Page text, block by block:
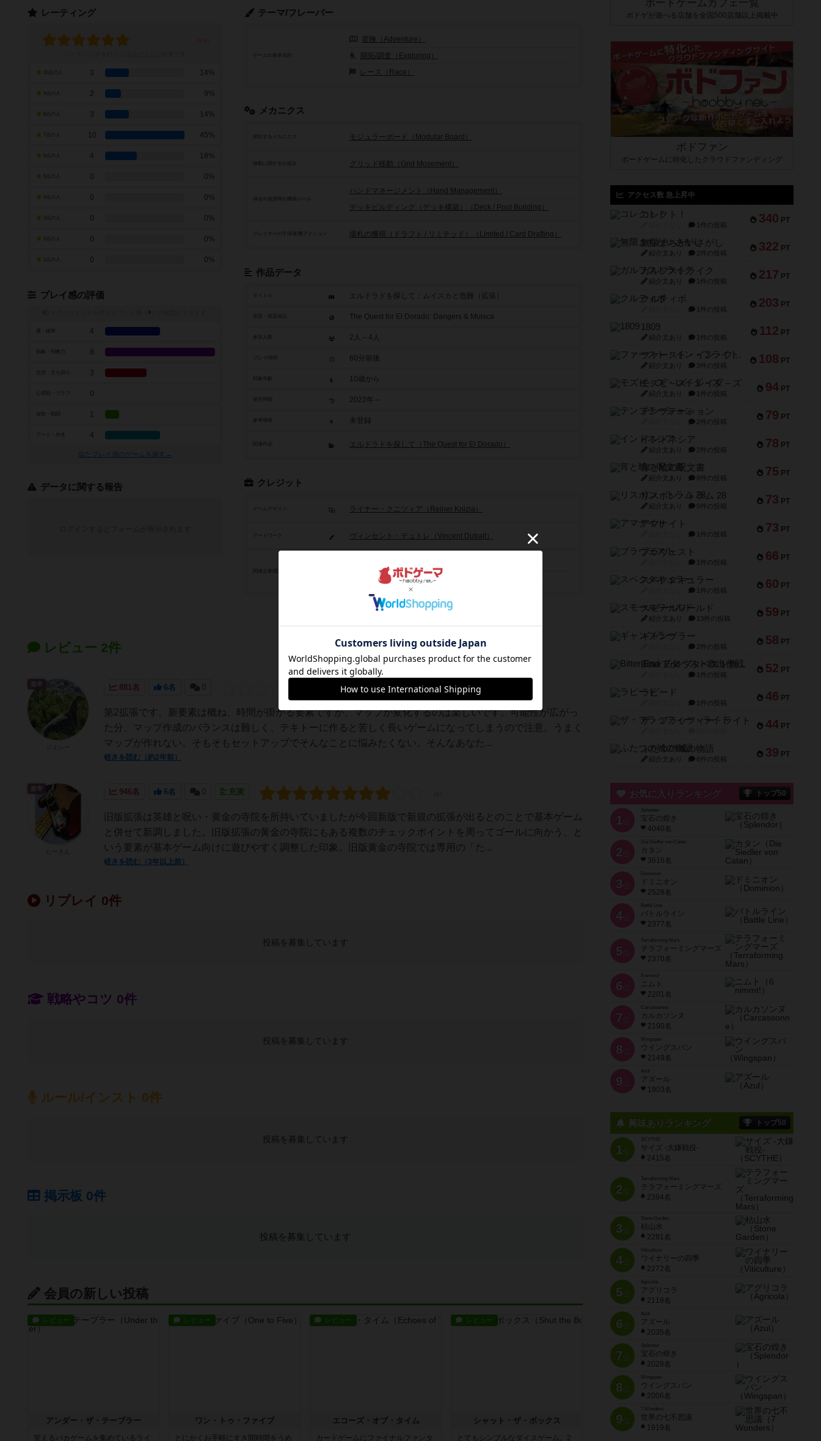
テーマ/フレーバー
ゲームの基本目的
冒険（Adventure）
開拓/調査（Exploring）
レース（Race）
メカニクス
頻出するメカニクス モジュラーボード（Modular Board）
移動に関する仕組み グリッド移動（Grid Movement）
ハンドマネージメント（Hand Management）
デッキビルディング（デッキ構築）（Deck / Pool Building）
プレイヤーの干渉/影響アクション 場札の獲得（ドラフト / リミテッド）（Limited / Card Drafting）
作品データ
タイトル エルドラドを探して：ムイスカと危難（拡張）
The Quest for El Dorado: Dangers & Muisca
参加人数 2人～4人
60分前後
10歳から
2022年～
参考価格 未登録
関連作品 エルドラドを探して（The Quest for El Dorado）
クレジット
ゲームデザイン ライナー・クニツィア（Reiner Knizia）
アートワーク ヴィンセント・デュトレ（Vincent Dutrait）
ラウタペリト（Lautapelit.fi）
レーティング
3 14%
2 9%
3 14%
7点の人 10 45%
4 18%
0 0%
0 0%
0 0%
0 0%
0 0%
プレイ感の評価
※
4
戦略・判断力 8
3
0
1
アート・外見 4
似たプレイ感のゲームを探す→
データに関する報告
レビュー 2件
881名 6名 0
第2拡張です。新要素は概ね、時間が掛かる要素ですが、マップが変化するのは楽しいです。可能性が広がっ
た分、マップ作成のバランスは難しく、テキトーに作ると苦しく長いゲームになってしまうので注意。うまく
マップが作れない。そもそもセットアップでそんなことに悩みたくない。そんなあなた...
続きを読む（約2年前）
皇帝
946名 6名 0 充実
旧版拡張は英雄と呪い・黄金の寺院を所持いていましたが今回新版で新規の拡張が出るとのことで基本ゲーム
と併せて新調しました。旧版拡張の黄金の寺院にもある複数のチェックポイントを周ってゴールに向かう、と
いう要素が基本ゲーム向けに遊びやすく調整した印象。旧版黄金の寺院では専用の「た...
続きを読む（3年以上前）
皇帝
リプレイ 0件
投稿を募集しています
戦略やコツ 0件
投稿を募集しています
ルール/インスト 0件
投稿を募集しています
掲示板 0件
投稿を募集しています
会員の新しい投稿
レビュー
アンダー・ザ・テーブラー
笑えるバカゲームを集めているライ
レビュー
ワン・トゥ・ファイブ
とにかくお手軽にすき間時間をうめ
レビュー
エコーズ・オブ・タイム
カードゲームにファイナルファンタ
レビュー
シャット・ザ・ボックス
とてもシンプルなダイスゲーム。2
ボードゲームカフェ一覧
ボドゲが遊べる店舗を全国500店舗以上掲載中
ボドファン
ボードゲームに特化したクラウドファンディング
アクセス数 急上昇中
340 PT
コレクト！
1件の投稿
322 PT
無限まちがいさがし
紹介文あり 2件の投稿
217 PT
ガルフストライク
紹介文あり 1件の投稿
203 PT
クルティボ
1件の投稿
112 PT
1809
紹介文あり 1件の投稿
108 PT
ファースト・イン・フライト
紹介文あり 3件の投稿
94 PT
モズビ－ズ・レイダ－ズ
紹介文あり 1件の投稿
79 PT
テンプテーション
2件の投稿
78 PT
インドネシア
紹介文あり 2件の投稿
75 PT
宵と暁の呪文書
紹介文あり 8件の投稿
73 PT
リスボン・トラム 28
紹介文あり 9件の投稿
73 PT
アマナイト
1件の投稿
66 PT
ブラヴェスト
1件の投稿
60 PT
スペクタキュラー
1件の投稿
59 PT
スモールワールド
紹介文あり 13件の投稿
58 PT
ギャンブラー
2件の投稿
52 PT
Bitter End ブタペスト救出作戦
1件の投稿
46 PT
ラピード
1件の投稿
44 PT
ザ・フラッフィー・ライト
39 PT
ふたつの城の物語
紹介文あり 6件の投稿
お気に入りランキング トップ50
1 位
宝石の煌き
4040名
2 位
Die Siedler von Catan
カタン
3616名
3 位
ドミニオン
2528名
4位
Battle Line
バトルライン
2377名
5 位
Terraforming Mars
テラフォーミングマーズ
2370名
6 位
ニムト
2201名
7 位
Carcassonne
カルカソンヌ
2190名
8 位
Wingspan
ウイングスパン
2149名
9 位
Azul
アズール
1903名
興味ありランキング トップ50
1位
SCYTHE
サイズ -大鎌戦役-
2415名
2位
Terraforming Mars
テラフォーミングマーズ
2394名
3位
Stone Garden
枯山水
2281名
4位
Viticulture
ワイナリーの四季
2272名
5位
Agricola
アグリコラ
2119名
6位
Azul
アズール
2035名
7位
宝石の煌き
2028名
8位
Wingspan
ウイングスパン
2006名
9位
7 Wonders
世界の七不思議
1919名